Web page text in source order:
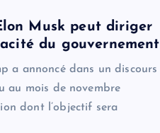
Musk peut diriger
du gouvernement
a annoncé dans un discours
au mois de novembre
dont l’objectif sera